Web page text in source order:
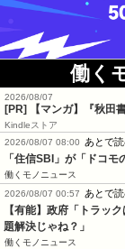
働く
2026/08/07
[PR] 【マンガ】『秋田
Kindleストア
2026/08/07 08:00
あとで
「住信SBI」が「ドコ
働くモノニュース
2026/08/07 00:57
あとで
【有能】政府「トラッ
題解決じゃね？」
働くモノニュース